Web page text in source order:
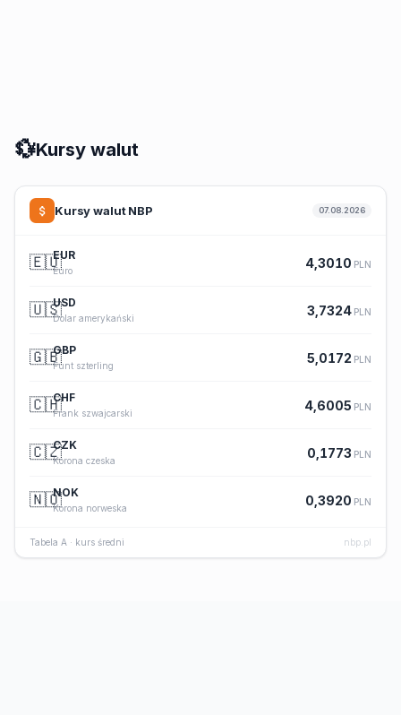
💱Kursy walut
Kursy walut NBP 07.08.2026
🇪🇺EUR
Euro
4,3010 PLN
🇺🇸USD
Dolar amerykański
3,7324 PLN
🇬🇧GBP
Funt szterling
5,0172 PLN
🇨🇭CHF
Frank szwajcarski
4,6005 PLN
🇨🇿CZK
Korona czeska
0,1773 PLN
🇳🇴NOK
Korona norweska
0,3920 PLN
Tabela A · kurs średni nbp.pl